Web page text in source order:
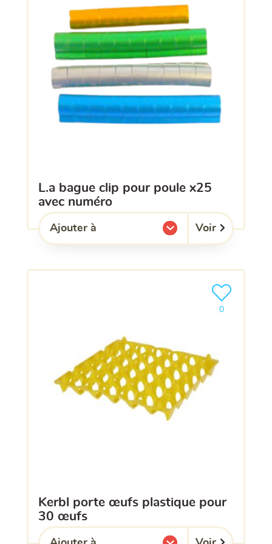
l.a bague clip pour poule x25
avec numéro
Ajouter à
l'une de mes listes. Voir
kerbl porte œufs plastique pour
30 œufs
0
Ajouter le